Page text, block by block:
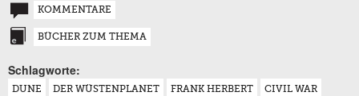
KOMMENTARE
BÜCHER ZUM THEMA
Schlagworte:
DUNE DER WÜSTENPLANET FRANK HERBERT CIVIL WAR